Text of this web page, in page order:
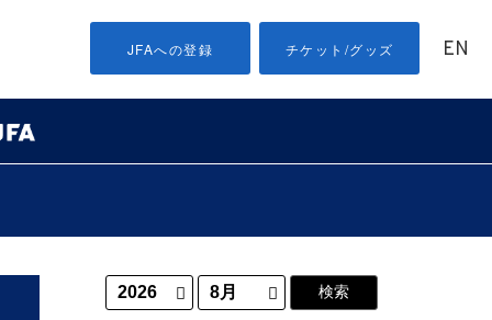
JFAへの登録 チケット/グッズ EN